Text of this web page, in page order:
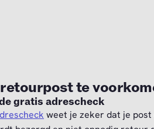
te
gratis adrescheck
weet je zeker dat je post